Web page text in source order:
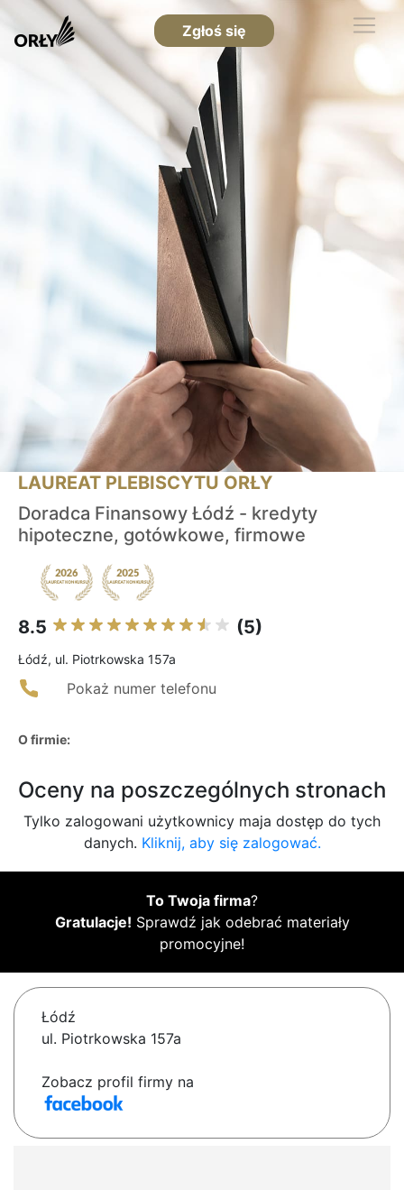
Zgłoś się
LAUREAT PLEBISCYTU ORŁY
Doradca Finansowy Łódź - kredyty
hipoteczne, gotówkowe, firmowe
8.5 (5)
Łódź, ul. Piotrkowska 157a
Pokaż numer telefonu
O firmie:
Oceny na poszczególnych stronach
Tylko zalogowani użytkownicy maja dostęp do tych
danych. Kliknij, aby się zalogować.
To Twoja firma?
Gratulacje! Sprawdź jak odebrać materiały
promocyjne!
Łódź
ul. Piotrkowska 157a
Zobacz profil firmy na